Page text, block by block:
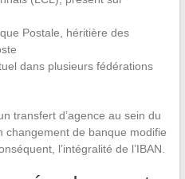
Postale, héritière des
dans plusieurs fédérations
transfert d’agence au sein du
changement de banque modifie
l’intégralité de l’IBAN.